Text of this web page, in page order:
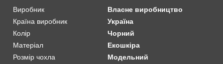
Виробник
Власне виробництво
Країна виробник
Україна
Колір
Чорний
Матеріал
Екошкіра
Розмір чохла
Модельний